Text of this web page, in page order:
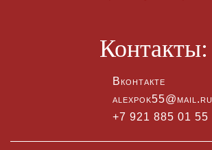
Контакты:
Вконтакте
alexpok55@mail.ru
+7 921 885 01 55